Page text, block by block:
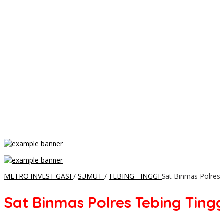
METRO INVESTIGASI / SUMUT / TEBING TINGGI Sat Binmas
Sat Binmas Polres Tebing